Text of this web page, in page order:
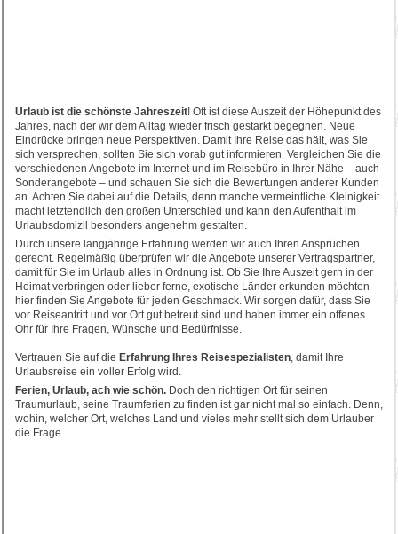
Urlaub ist die schönste Jahreszeit! Oft ist diese Auszeit der Höhepunkt des
Jahres, nach der wir dem Alltag wieder frisch gestärkt begegnen. Neue
Eindrücke bringen neue Perspektiven. Damit Ihre Reise das hält, was Sie
sich versprechen, sollten Sie sich vorab gut informieren. Vergleichen Sie die
verschiedenen Angebote im Internet und im Reisebüro in Ihrer Nähe – auch
Sonderangebote – und schauen Sie sich die Bewertungen anderer Kunden
an. Achten Sie dabei auf die Details, denn manche vermeintliche Kleinigkeit
macht letztendlich den großen Unterschied und kann den Aufenthalt im
Urlaubsdomizil besonders angenehm gestalten.
Durch unsere langjährige Erfahrung werden wir auch Ihren Ansprüchen
gerecht. Regelmäßig überprüfen wir die Angebote unserer Vertragspartner,
damit für Sie im Urlaub alles in Ordnung ist. Ob Sie Ihre Auszeit gern in der
Heimat verbringen oder lieber ferne, exotische Länder erkunden möchten –
hier finden Sie Angebote für jeden Geschmack. Wir sorgen dafür, dass Sie
vor Reiseantritt und vor Ort gut betreut sind und haben immer ein offenes
Ohr für Ihre Fragen, Wünsche und Bedürfnisse.
Vertrauen Sie auf die Erfahrung Ihres Reisespezialisten, damit Ihre
Urlaubsreise ein voller Erfolg wird.
Ferien, Urlaub, ach wie schön. Doch den richtigen Ort für seinen
Traumurlaub, seine Traumferien zu finden ist gar nicht mal so einfach. Denn,
wohin, welcher Ort, welches Land und vieles mehr stellt sich dem Urlauber
die Frage.